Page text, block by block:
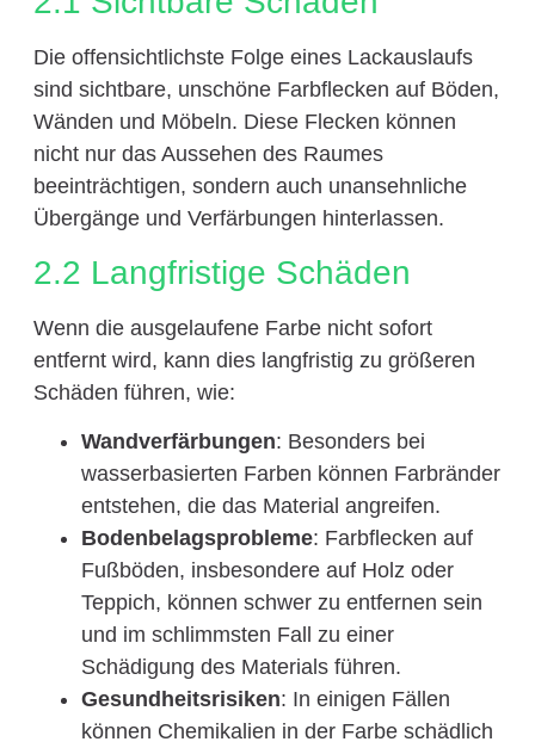
Die offensichtlichste Folge eines Lackauslaufs
sind sichtbare, unschöne Farbflecken auf Böden,
Wänden und Möbeln. Diese Flecken können
nicht nur das Aussehen des Raumes
beeinträchtigen, sondern auch unansehnliche
Übergänge und Verfärbungen hinterlassen.
2.2 Langfristige Schäden
Wenn die ausgelaufene Farbe nicht sofort
entfernt wird, kann dies langfristig zu größeren
Schäden führen, wie:
Wandverfärbungen: Besonders bei
wasserbasierten Farben können Farbränder
entstehen, die das Material angreifen.
Bodenbelagsprobleme: Farbflecken auf
Fußböden, insbesondere auf Holz oder
Teppich, können schwer zu entfernen sein
und im schlimmsten Fall zu einer
Schädigung des Materials führen.
Gesundheitsrisiken: In einigen Fällen
können Chemikalien in der Farbe schädlich